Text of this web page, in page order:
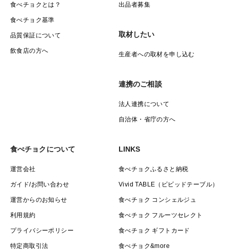
食べチョクとは？
食べチョク基準
品質保証について
飲食店の方へ
出品者募集
取材したい
生産者への取材を申し込む
連携のご相談
法人連携について
自治体・省庁の方へ
食べチョクについて
運営会社
ガイド/お問い合わせ
運営からのお知らせ
利用規約
プライバシーポリシー
特定商取引法
LINKS
食べチョクふるさと納税
Vivid TABLE（ビビッドテーブル）
食べチョク コンシェルジュ
食べチョク フルーツセレクト
食べチョク ギフトカード
食べチョク&more